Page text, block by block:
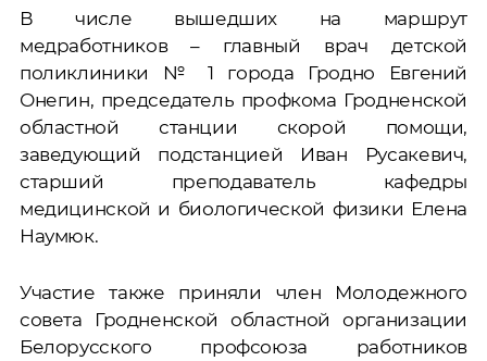
В числе вышедших на маршрут
медработников – главный врач детской
поликлиники № 1 города Гродно Евгений
Онегин, председатель профкома Гродненской
областной станции скорой помощи,
заведующий подстанцией Иван Русакевич,
старший преподаватель кафедры
медицинской и биологической физики Елена
Наумюк.
Участие также приняли член Молодежного
совета Гродненской областной организации
Белорусского профсоюза работников